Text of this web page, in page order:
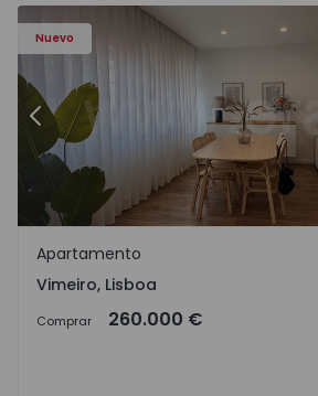
Nuevo
Apartamento T1 Lourinhã, Vimeiro
Anterior
Vimeiro, Lisboa
Apartamento
Vimeiro, Lisboa
Comprar 260.000 €